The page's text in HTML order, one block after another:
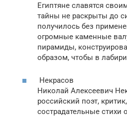
Египтяне славятся
тайны не раскрыты до
получилось без
огромные каменные
пирамиды,
образом, чтобы в
Некрасов
Николай Алексеевич
российский поэт,
сострадательные стихи